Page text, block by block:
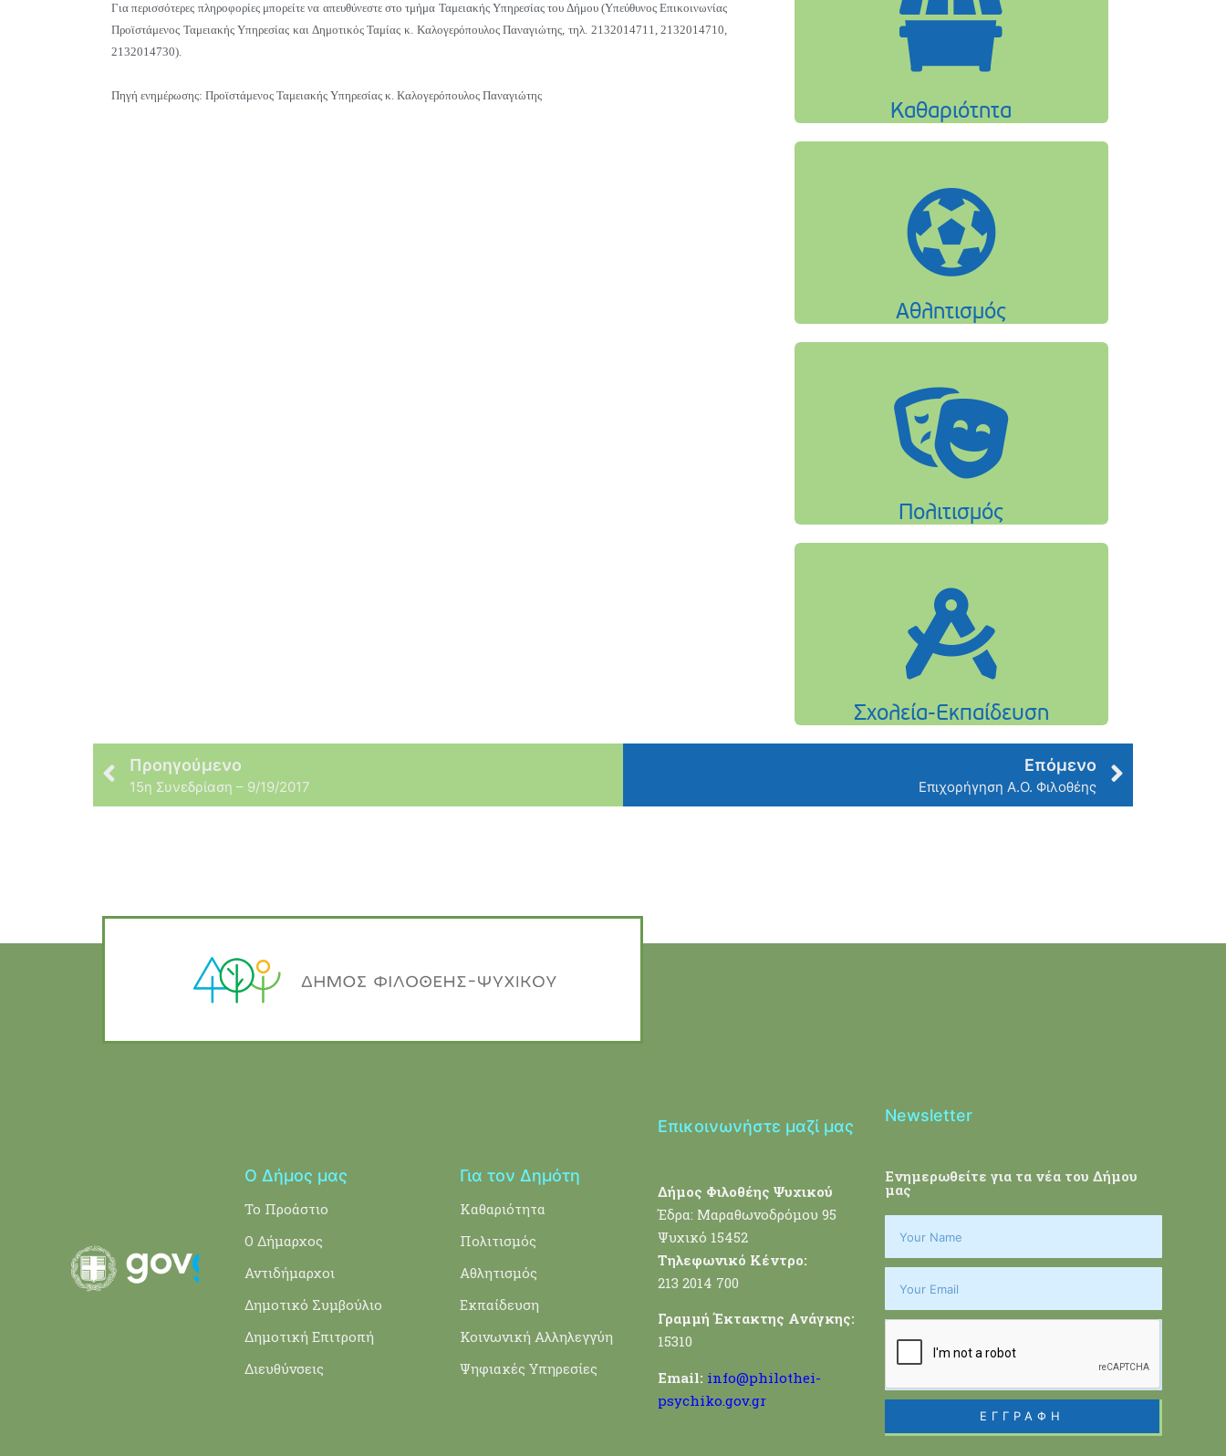
Για περισσότερες πληροφορίες μπορείτε να απευθύνεστε στο τμήμα Ταμειακής Υπηρεσίας του Δήμου (Υπεύθυνος Επικοινωνίας
Προϊστάμενος Ταμειακής Υπηρεσίας και Δημοτικός Ταμίας κ. Καλογερόπουλος Παναγιώτης, τηλ. 2132014711, 2132014710,
2132014730).
Πηγή ενημέρωσης: Προϊστάμενος Ταμειακής Υπηρεσίας κ. Καλογερόπουλος Παναγιώτης
Προηγούμενο
15η Συνεδρίαση – 9/19/2017
Επόμενο
Επιχορήγηση Α.Ο. Φιλοθέης
Ο Δήμος μας
Το Προάστιο
Ο Δήμαρχος
Αντιδήμαρχοι
Δημοτικό Συμβούλιο
Δημοτική Επιτροπή
Διευθύνσεις
Για τον Δημότη
Καθαριότητα
Πολιτισμός
Αθλητισμός
Εκπαίδευση
Κοινωνική Αλληλεγγύη
Ψηφιακές Υπηρεσίες
Επικοινωνήστε μαζί μας
Δήμος Φιλοθέης Ψυχικού
Έδρα: Μαραθωνοδρόμου 95
Ψυχικό 15452
Τηλεφωνικό Κέντρο:
213 2014 700
Γραμμή Έκτακτης Ανάγκης:
15310
Email: info@philothei-
psychiko.gov.gr
Newsletter
Ενημερωθείτε για τα νέα του Δήμου
μας
ΕΓΓΡΑΦΗ